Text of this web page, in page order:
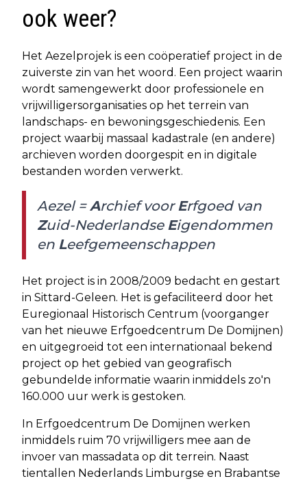
ook weer?
Het Aezelprojek is een coöperatief project in de
zuiverste zin van het woord. Een project waarin
wordt samengewerkt door professionele en
vrijwilligersorganisaties op het terrein van
landschaps- en bewoningsgeschiedenis. Een
project waarbij massaal kadastrale (en andere)
archieven worden doorgespit en in digitale
bestanden worden verwerkt.
Aezel =Archief voorErfgoed van
Zuid-Nederlandse Eigendommen
en Leefgemeenschappen
Het project is in 2008/2009 bedacht en gestart
in Sittard-Geleen. Het is gefaciliteerd door het
Euregionaal Historisch Centrum (voorganger
van het nieuwe Erfgoedcentrum De Domijnen)
en uitgegroeid tot een internationaal bekend
project op het gebied van geografisch
gebundelde informatie waarin inmiddels zo'n
160.000 uur werk is gestoken.
In Erfgoedcentrum De Domijnen werken
inmiddels ruim 70 vrijwilligers mee aan de
invoer van massadata op dit terrein. Naast
tientallen Nederlands Limburgse en Brabantse